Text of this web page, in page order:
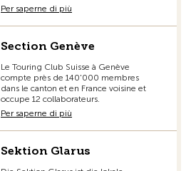
Per saperne di più
Section Genève
Le Touring Club Suisse à Genève
compte près de 140'000 membres
dans le canton et en France voisine et
occupe 12 collaborateurs.
Per saperne di più
Sektion Glarus